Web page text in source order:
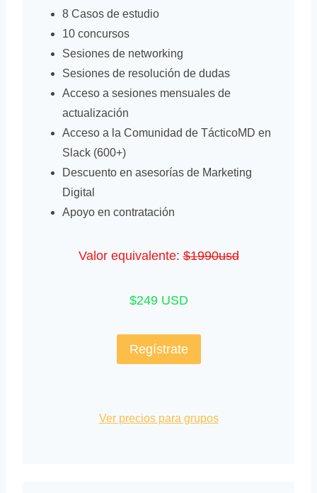
8 Casos de estudio
10 concursos
Sesiones de networking
Sesiones de resolución de dudas
Acceso a sesiones mensuales de
actualización
Acceso a la Comunidad de TácticoMD en
Slack (600+)
Descuento en asesorías de Marketing
Digital
Apoyo en contratación
Valor equivalente:$1990usd
$249 USD
Regístrate
Ver precios para grupos